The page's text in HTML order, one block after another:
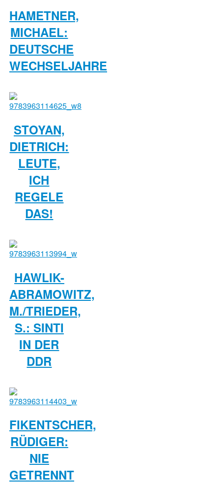
HAMETNER,
MICHAEL:
DEUTSCHE
WECHSELJAHRE
STOYAN,
DIETRICH:
LEUTE,
ICH
REGELE
DAS!
HAWLIK-
ABRAMOWITZ,
M./TRIEDER,
S.: SINTI
IN DER
DDR
FIKENTSCHER,
RÜDIGER:
NIE
GETRENNT